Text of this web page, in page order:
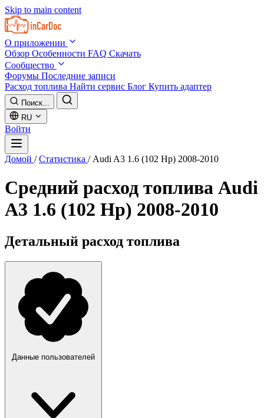
Skip to main content
О приложении
Обзор Особенности FAQ Скачать
Сообщество
Форумы Последние записи
Расход топлива Найти сервис Блог Купить адаптер
Поиск...
RU
Войти
Домой / Статистика / Audi A3 1.6 (102 Hp) 2008-2010
Средний расход топлива Audi
A3 1.6 (102 Hp) 2008-2010
Детальный расход топлива
Данные пользователей